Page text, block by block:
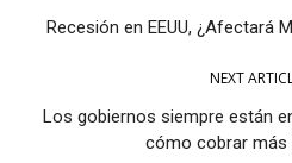
Recesión en EEUU, ¿Afectará
NEXT
Los gobiernos siempre están
cómo cobrar más